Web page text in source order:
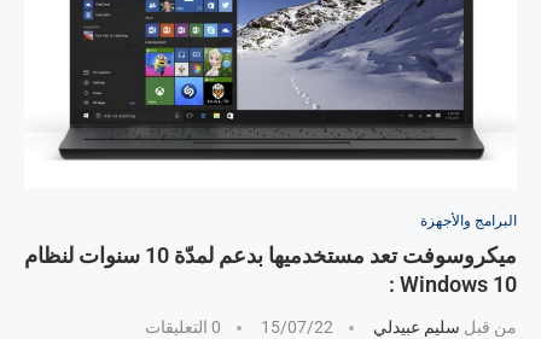
البرامج والأجهزة
ميكروسوفت تعد مستخدميها بدعم لمدّة 10 سنوات لنظام
Windows 10 :
من قبل سليم عبيدلي 15/07/22 0 التعليقات